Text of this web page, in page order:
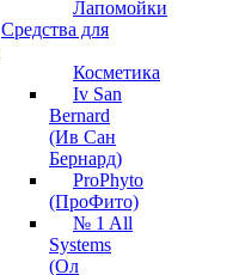
Лапомойки
Средства для
Косметика
Iv San
Bernard
(Ив Сан
Бернард)
ProPhyto
(ПроФито)
№ 1 All
Systems
(Ол